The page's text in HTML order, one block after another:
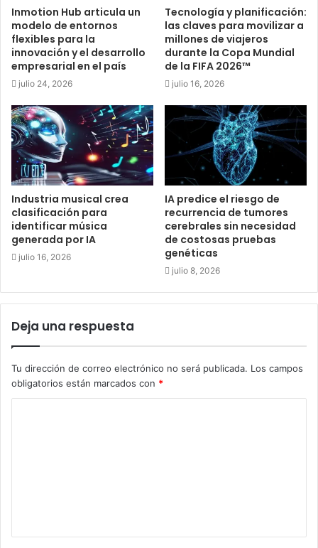
Inmotion Hub articula un
modelo de entornos
flexibles para la
innovación y el desarrollo
empresarial en el país
julio 24, 2026
Tecnología y planificación:
las claves para movilizar a
millones de viajeros
durante la Copa Mundial
de la FIFA 2026™
julio 16, 2026
Industria musical crea
clasificación para
identificar música
generada por IA
julio 16, 2026
IA predice el riesgo de
recurrencia de tumores
cerebrales sin necesidad
de costosas pruebas
genéticas
julio 8, 2026
Deja una respuesta
Tu dirección de correo electrónico no será publicada. Los campos
obligatorios están marcados con *
a